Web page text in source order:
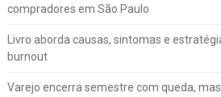
compradores em São Paulo
Livro aborda causas, sintomas e
burnout
Varejo encerra semestre com queda,